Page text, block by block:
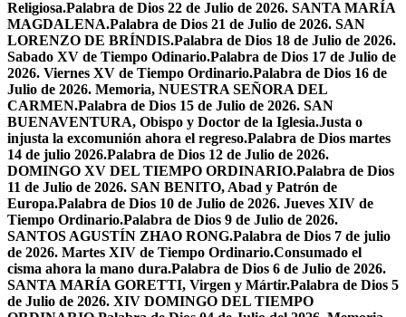
Religiosa.Palabra de Dios 22 de Julio de 2026. SANTA MARÍA
MAGDALENA.Palabra de Dios 21 de Julio de 2026. SAN
LORENZO DE BRÍNDIS.Palabra de Dios 18 de Julio de 2026.
Sabado XV de Tiempo Odinario.Palabra de Dios 17 de Julio de
2026. Viernes XV de Tiempo Ordinario.Palabra de Dios 16 de
Julio de 2026. Memoria, NUESTRA SEÑORA DEL
CARMEN.Palabra de Dios 15 de Julio de 2026. SAN
BUENAVENTURA, Obispo y Doctor de la Iglesia.Justa o
injusta la excomunión ahora el regreso.Palabra de Dios martes
14 de julio 2026.Palabra de Dios 12 de Julio de 2026.
DOMINGO XV DEL TIEMPO ORDINARIO.Palabra de Dios
11 de Julio de 2026. SAN BENITO, Abad y Patrón de
Europa.Palabra de Dios 10 de Julio de 2026. Jueves XIV de
Tiempo Ordinario.Palabra de Dios 9 de Julio de 2026.
SANTOS AGUSTÍN ZHAO RONG.Palabra de Dios 7 de julio
de 2026. Martes XIV de Tiempo Ordinario.Consumado el
cisma ahora la mano dura.Palabra de Dios 6 de Julio de 2026.
SANTA MARÍA GORETTI, Virgen y Mártir.Palabra de Dios 5
de Julio de 2026. XIV DOMINGO DEL TIEMPO